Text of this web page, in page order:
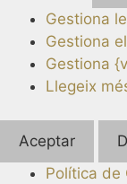
Gestiona
Gestiona
Gestiona
Llegeix
Aceptar
Política de